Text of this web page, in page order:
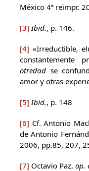
México 4ª reimpr.
[3] Ibid., p. 146.
[4] «Irreductible,
constantemente
otredad se
amor y otras
[5] Ibid., p. 148
[6] Cf. Antonio
de Antonio
2006, pp.85, 207,
[7] Octavio Paz, op.